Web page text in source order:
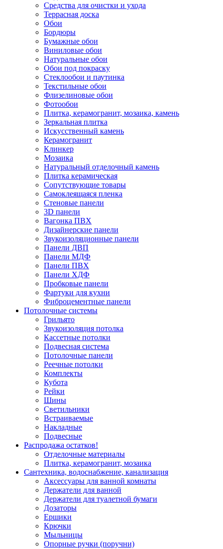
Средства для очистки и ухода
Террасная доска
Обои
Бордюры
Бумажные обои
Виниловые обои
Натуральные обои
Обои под покраску
Стеклообои и паутинка
Текстильные обои
Флизелиновые обои
Фотообои
Плитка, керамогранит, мозаика, камень
Зеркальная плитка
Искусственный камень
Керамогранит
Клинкер
Мозаика
Натуральный отделочный камень
Плитка керамическая
Сопутствующие товары
Самоклеящаяся пленка
Стеновые панели
3D панели
Вагонка ПВХ
Дизайнерские панели
Звукоизоляционные панели
Панели ДВП
Панели МДФ
Панели ПВХ
Панели ХДФ
Пробковые панели
Фартуки для кухни
Фиброцементные панели
Потолочные системы
Грильято
Звукоизоляция потолка
Кассетные потолки
Подвесная система
Потолочные панели
Реечные потолки
Комплекты
Кубота
Рейки
Шины
Светильники
Встраиваемые
Накладные
Подвесные
Распродажа остатков!
Отделочные материалы
Плитка, керамогранит, мозаика
Сантехника, водоснабжение, канализация
Аксессуары для ванной комнаты
Держатели для ванной
Держатели для туалетной бумаги
Дозаторы
Ершики
Крючки
Мыльницы
Опорные ручки (поручни)